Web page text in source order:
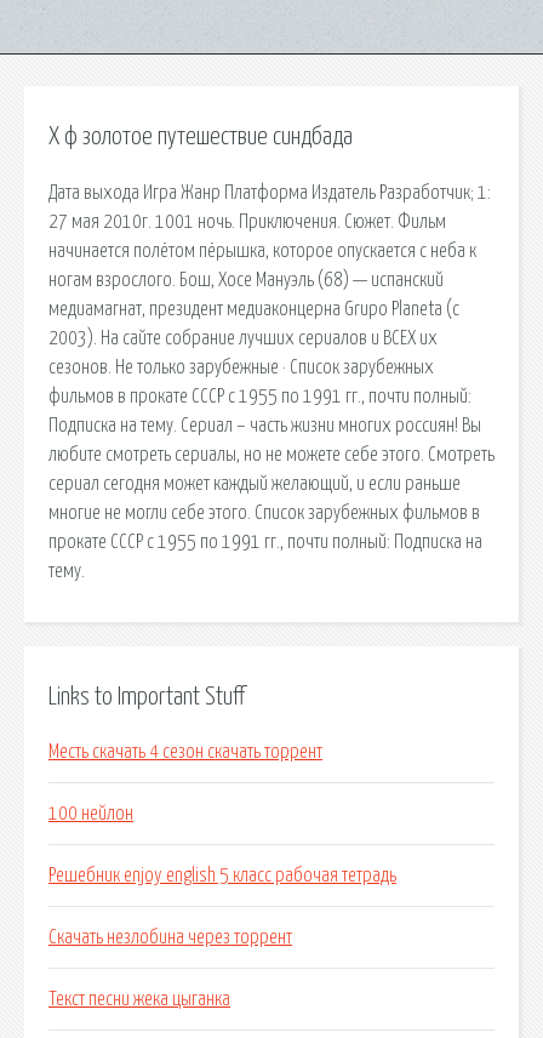
Х ф золотое путешествие синдбада
Дата выхода Игра Жанр Платформа Издатель Разработчик; 1:
27 мая 2010г. 1001 ночь. Приключения. Сюжет. Фильм
начинается полётом пёрышка, которое опускается с неба к
ногам взрослого. Бош, Хосе Мануэль (68) — испанский
медиамагнат, президент медиаконцерна Grupo Planeta (c
2003). На сайте собрание лучших сериалов и ВСЕХ их
сезонов. Не только зарубежные · Список зарубежных
фильмов в прокате СССР с 1955 по 1991 гг., почти полный:
Подписка на тему. Сериал – часть жизни многих россиян! Вы
любите смотреть сериалы, но не можете себе этого. Смотреть
сериал сегодня может каждый желающий, и если раньше
многие не могли себе этого. Список зарубежных фильмов в
прокате СССР с 1955 по 1991 гг., почти полный: Подписка на
тему.
Links to Important Stuff
Месть скачать 4 сезон скачать торрент
100 нейлон
Решебник enjoy english 5 класс рабочая тетрадь
Скачать незлобина через торрент
Текст песни жека цыганка